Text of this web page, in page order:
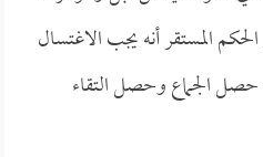
المستقر أنه يجب الاغتسال
حصل الجماع وحصل التقاء